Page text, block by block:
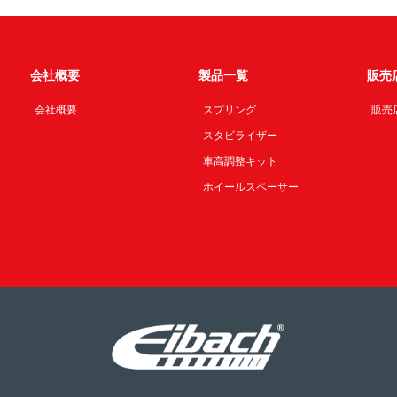
会社概要
会社概要
製品一覧
スプリング
スタビライザー
車高調整キット
ホイールスペーサー
販売
販売